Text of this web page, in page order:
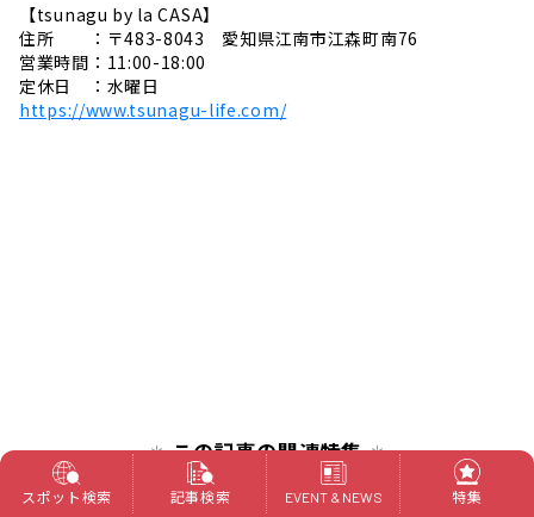
【tsunagu by la CASA】
住所 ：〒483-8043 愛知県江南市江森町南76
営業時間：11:00-18:00
定休日 ：水曜日
https://www.tsunagu-life.com/
この記事の関連特集
スポット検索 記事検索 EVENT & NEWS 特集